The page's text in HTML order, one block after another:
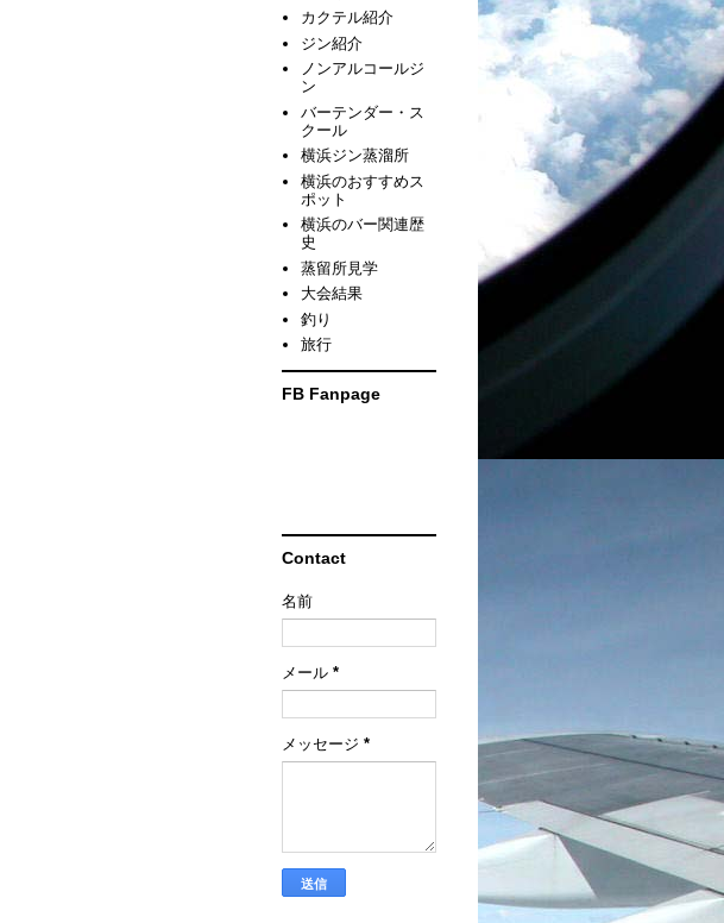
カクテル紹介
ジン紹介
ノンアルコールジ
ン
バーテンダー・ス
クール
横浜ジン蒸溜所
横浜のおすすめス
ポット
横浜のバー関連歴
史
蒸留所見学
大会結果
釣り
旅行
FB Fanpage
Contact
名前
メール *
メッセージ *